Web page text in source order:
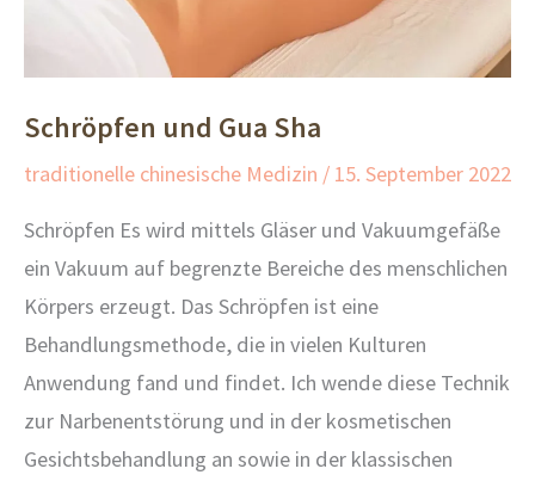
Schröpfen und Gua Sha
traditionelle chinesische Medizin / 15. September 2022
Schröpfen Es wird mittels Gläser und Vakuumgefäße
ein Vakuum auf begrenzte Bereiche des menschlichen
Körpers erzeugt. Das Schröpfen ist eine
Behandlungsmethode, die in vielen Kulturen
Anwendung fand und findet. Ich wende diese Technik
zur Narbenentstörung und in der kosmetischen
Gesichtsbehandlung an sowie in der klassischen